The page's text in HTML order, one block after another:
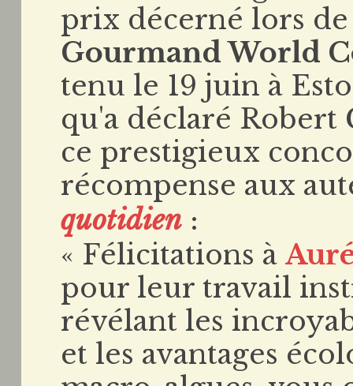
prix décerné lors
Gourmand World
tenu le 19 juin à
qu'a déclaré
ce prestigieux
récompense aux
quotidien :
« Félicitations à
pour leur travail
révélant les
et les avantages